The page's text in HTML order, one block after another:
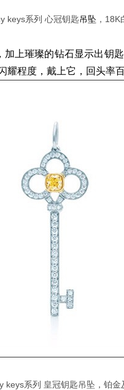
keys系列 心冠钥匙吊坠 ，
上璀璨的钻石显示出钥
耀程度，戴上它，回头率
keys系列 皇冠钥匙吊坠，铂